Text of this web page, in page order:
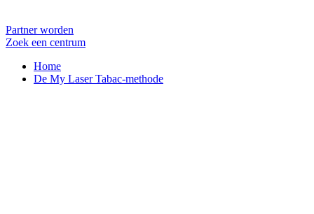
Partner worden
Zoek een centrum
Home
De My Laser Tabac-methode